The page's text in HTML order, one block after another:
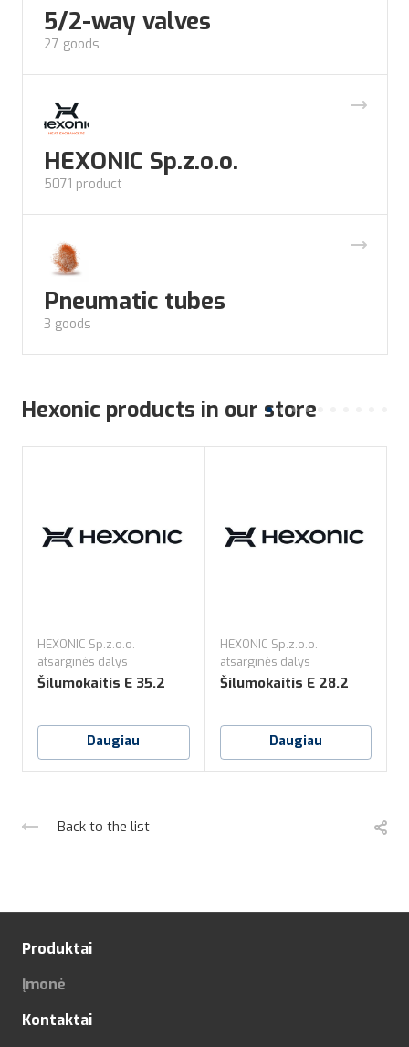
5/2-way valves
27 goods
HEXONIC Sp.z.o.o.
5071 product
Pneumatic tubes
3 goods
Hexonic products in our store
HEXONIC Sp.z.o.o.
atsarginės dalys
Šilumokaitis E 35.2
Daugiau
HEXONIC Sp.z.o.o.
atsarginės dalys
Šilumokaitis E 28.2
Daugiau
Back to the list
Produktai
Įmonė
Kontaktai